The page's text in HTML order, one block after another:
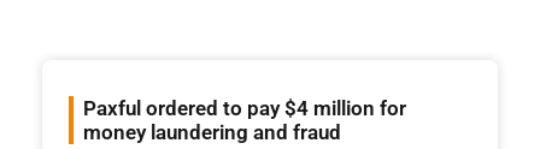
Paxful ordered to pay $4 million for
money laundering and fraud